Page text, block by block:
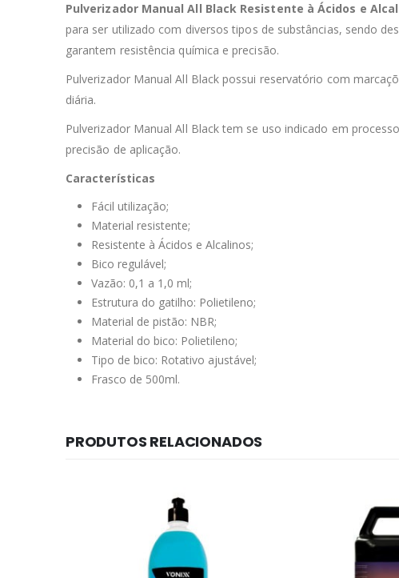
Pulverizador Manual All Black Resistente à Ácidos e
para ser utilizado com diversos tipos de substâncias, sendo
garantem resistência química e precisão.
Pulverizador Manual All Black possui reservatório com
diária.
Pulverizador Manual All Black tem se uso indicado em
precisão de aplicação.
Características
Fácil utilização;
Material resistente;
Resistente à Ácidos e Alcalinos;
Bico regulável;
Vazão: 0,1 a 1,0 ml;
Estrutura do gatilho: Polietileno;
Material de pistão: NBR;
Material do bico: Polietileno;
Tipo de bico: Rotativo ajustável;
Frasco de 500ml.
PRODUTOS RELACIONADOS